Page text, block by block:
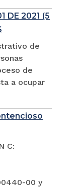
DE 2021 (5
de
de
a ocupar
C:
00 y